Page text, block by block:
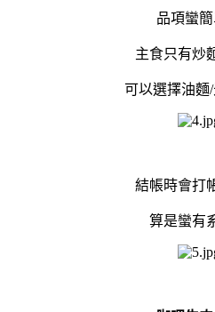
品項蠻
主食只有炒
可以選擇油麵
結帳時會打
算是蠻有